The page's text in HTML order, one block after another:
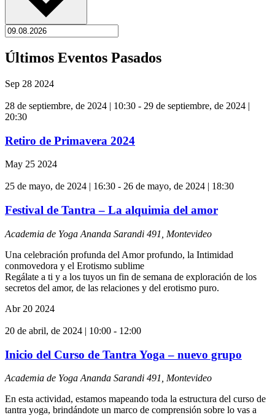
Últimos Eventos Pasados
Sep 28 2024
28 de septiembre, de 2024 | 10:30 - 29 de septiembre, de 2024 |
20:30
Retiro de Primavera 2024
May 25 2024
25 de mayo, de 2024 | 16:30 - 26 de mayo, de 2024 | 18:30
Festival de Tantra – La alquimia del amor
Academia de Yoga Ananda Sarandi 491, Montevideo
Una celebración profunda del Amor profundo, la Intimidad
conmovedora y el Erotismo sublime
Regálate a ti y a los tuyos un fin de semana de exploración de los
secretos del amor, de las relaciones y del erotismo puro.
Abr 20 2024
20 de abril, de 2024 | 10:00 - 12:00
Inicio del Curso de Tantra Yoga – nuevo grupo
Academia de Yoga Ananda Sarandi 491, Montevideo
En esta actividad, estamos mapeando toda la estructura del curso de
tantra yoga, brindándote un marco de comprensión sobre lo vas a